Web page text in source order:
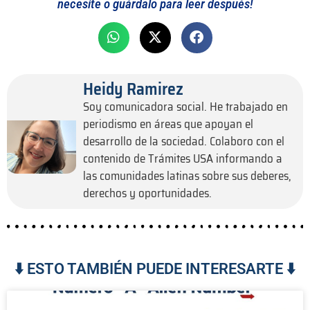
necesite o guárdalo para leer después!
Heidy Ramirez
Soy comunicadora social. He trabajado en
periodismo en áreas que apoyan el
desarrollo de la sociedad. Colaboro con el
contenido de Trámites USA informando a
las comunidades latinas sobre sus deberes,
derechos y oportunidades.
⬇️ ESTO TAMBIÉN PUEDE INTERESARTE ⬇️